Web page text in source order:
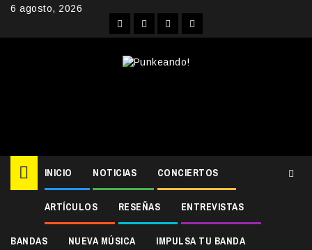
Skip6 agosto, 2026
FacebookInstagram
YouTubeTwitter
INICIO NOTICIAS CONCIERTOS
ARTÍCULOS RESEÑAS ENTREVISTAS
BANDAS NUEVA MÚSICA IMPULSA TU BANDA
allison xx aniversario
allison xx aniversario